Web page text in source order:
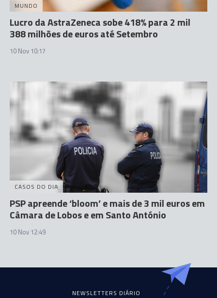
MUNDO
Lucro da AstraZeneca sobe 418% para 2 mil
388 milhões de euros até Setembro
10 Nov 10:17
CASOS DO DIA
PSP apreende ‘bloom’ e mais de 3 mil euros em
Câmara de Lobos e em Santo António
10 Nov 12:49
NEWSLETTERS DIÁRIO